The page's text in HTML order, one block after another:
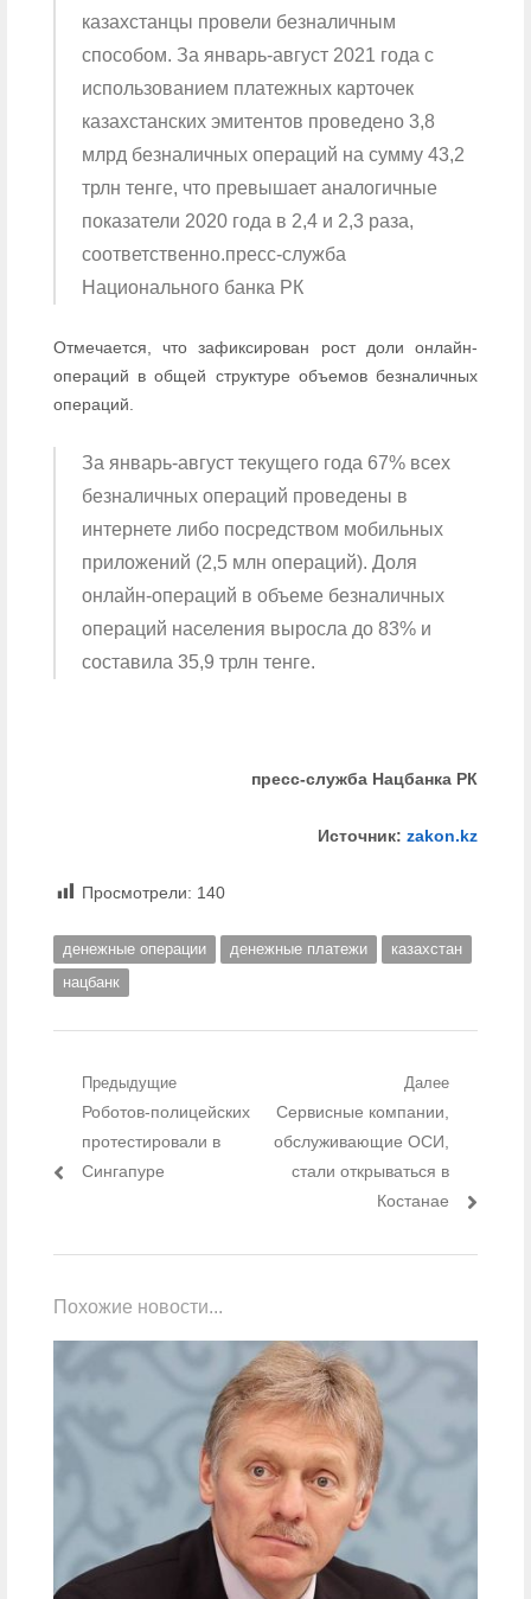
казахстанцы провели безналичным
способом. За январь-август 2021 года с
использованием платежных карточек
казахстанских эмитентов проведено 3,8
млрд безналичных операций на сумму 43,2
трлн тенге, что превышает аналогичные
показатели 2020 года в 2,4 и 2,3 раза,
соответственно.пресс-служба
Национального банка РК
Отмечается, что зафиксирован рост доли онлайн-
операций в общей структуре объемов безналичных
операций.
За январь-август текущего года 67% всех
безналичных операций проведены в
интернете либо посредством мобильных
приложений (2,5 млн операций). Доля
онлайн-операций в объеме безналичных
операций населения выросла до 83% и
составила 35,9 трлн тенге.
пресс-служба Нацбанка РК
Источник:zakon.kz
Просмотрели: 140
денежные операции денежные платежи
казахстан
нацбанк
Навигация по записям
Предыдущие
Предыдущий пост:
Роботов-полицейских
протестировали в
Сингапуре
Далее
Следующий пост:
Сервисные компании,
обслуживающие ОСИ,
стали открываться в
Костанае
Похожие новости...